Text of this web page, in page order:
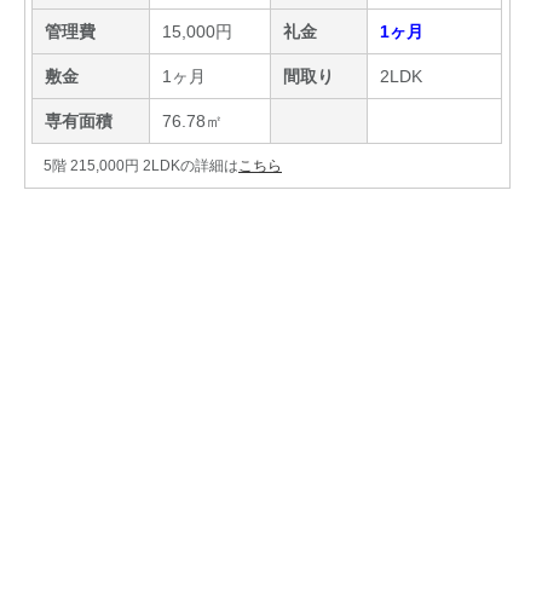
管理費 15,000円 礼金 1ヶ月
敷金 1ヶ月 間取り 2LDK
専有面積 76.78㎡
5階 215,000円 2LDKの詳細は こちら